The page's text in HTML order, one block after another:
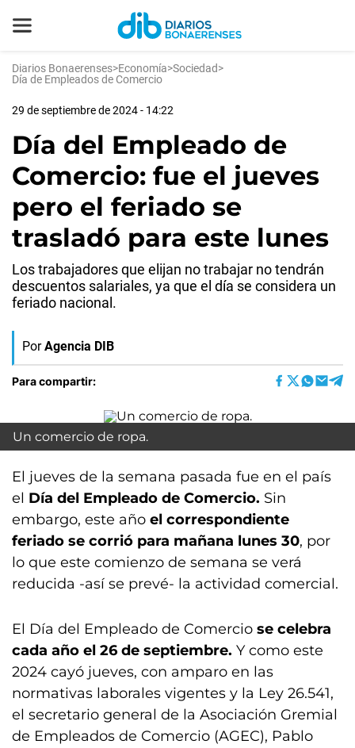
Diarios Bonaerenses>Economía>Sociedad>
Día de Empleados de Comercio
29 de septiembre de 2024 - 14:22
Día del Empleado de
Comercio: fue el jueves
pero el feriado se
trasladó para este lunes
Los trabajadores que elijan no trabajar no tendrán
descuentos salariales, ya que el día se considera un
feriado nacional.
Por Agencia DIB
Para compartir:
Un comercio de ropa.
El jueves de la semana pasada fue en el país
el Día del Empleado de Comercio. Sin
embargo, este año el correspondiente
feriado se corrió para mañana lunes 30, por
lo que este comienzo de semana se verá
reducida -así se prevé- la actividad comercial.
El Día del Empleado de Comercio se celebra
cada año el 26 de septiembre. Y como este
2024 cayó jueves, con amparo en las
normativas laborales vigentes y la Ley 26.541,
el secretario general de la Asociación Gremial
de Empleados de Comercio (AGEC), Pablo